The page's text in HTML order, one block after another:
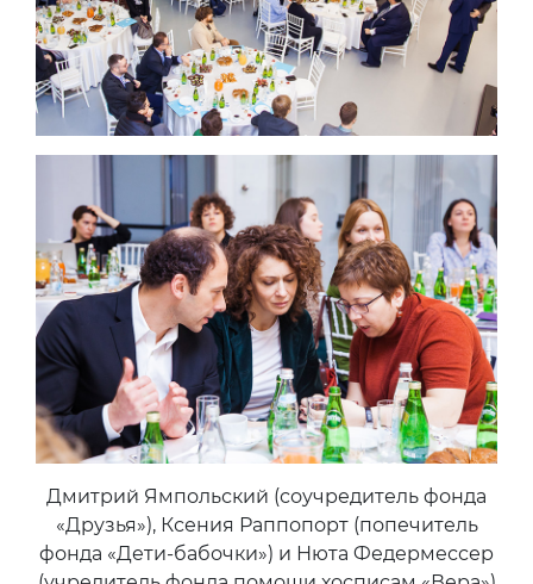
Дмитрий Ямпольский (соучредитель фонда
«Друзья»), Ксения Раппопорт (попечитель
фонда «Дети-бабочки») и Нюта Федермессер